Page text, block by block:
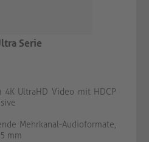
Serie
UltraHD Video mit HDCP
Mehrkanal-Audioformate,
mm